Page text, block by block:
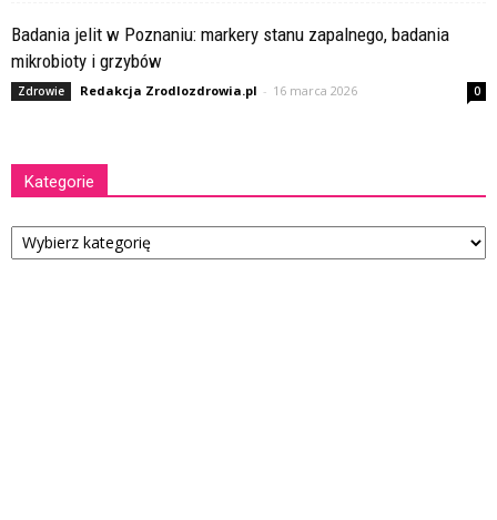
Badania jelit w Poznaniu: markery stanu zapalnego, badania
mikrobioty i grzybów
Zdrowie Redakcja Zrodlozdrowia.pl - 16 marca 2026 0
Kategorie
Kategorie